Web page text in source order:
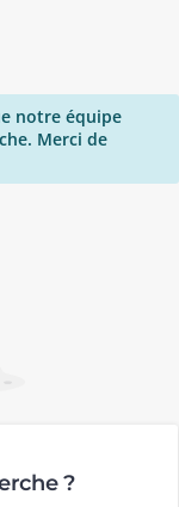
notre équipe
Merci de
?